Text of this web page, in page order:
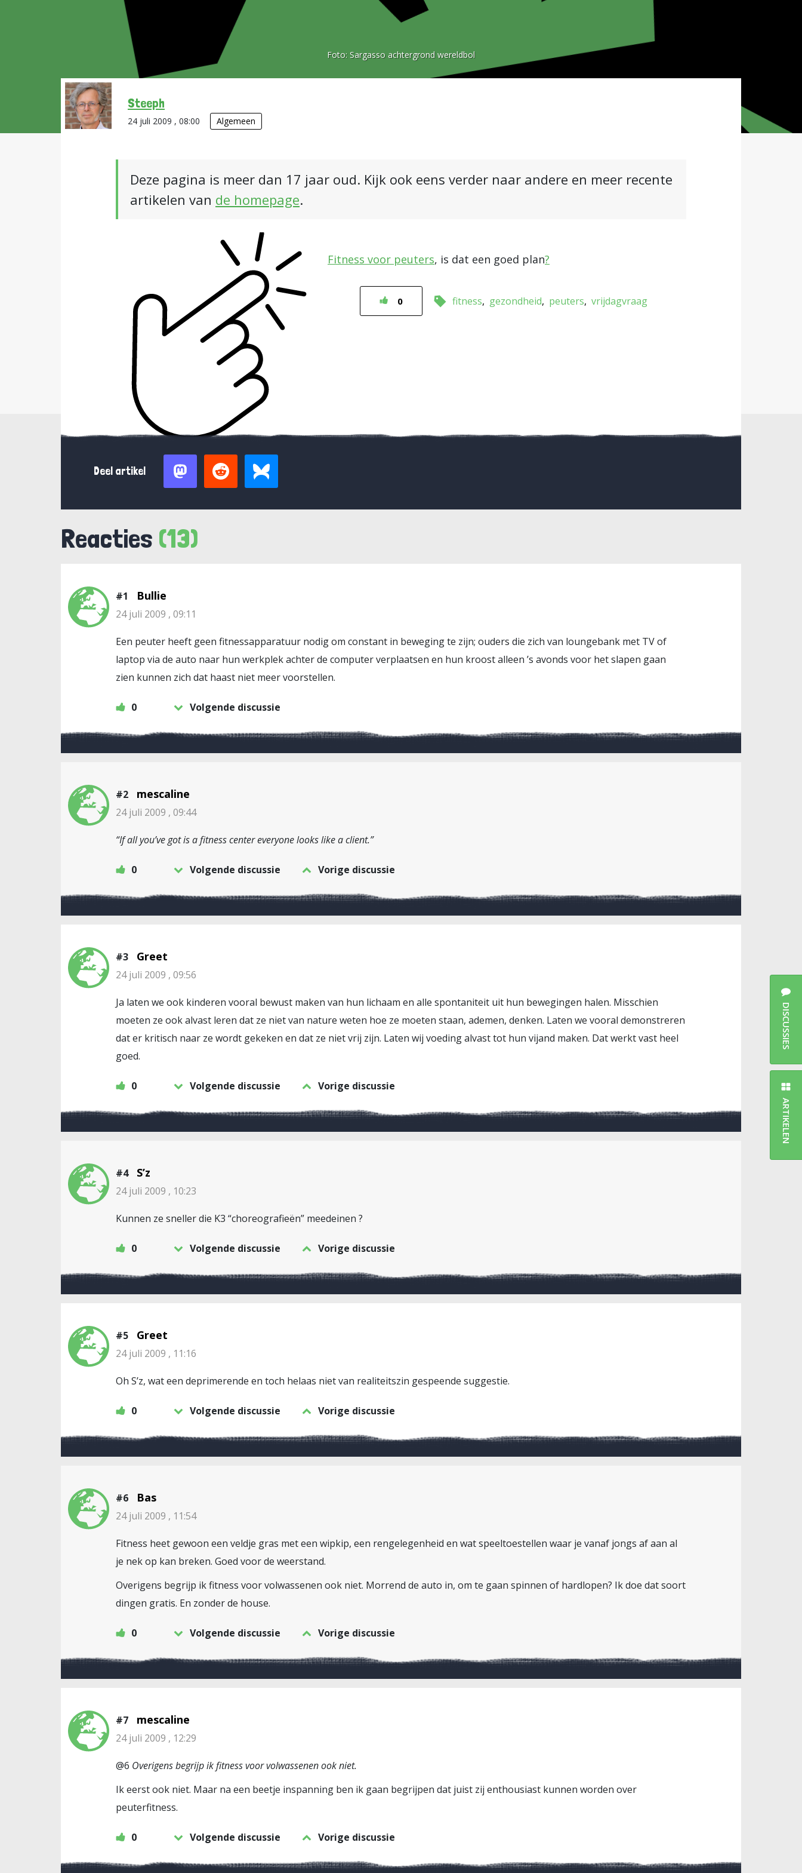
Foto: Sargasso achtergrond wereldbol
Steeph
24 juli 2009 , 08:00 Algemeen
Deze pagina is meer dan 17 jaar oud. Kijk ook eens verder naar andere en meer recente
artikelen van de homepage.
Fitness voor peuters, is dat een goed plan?
0 fitness gezondheid peuters vrijdagvraag
Deel artikel
Reacties (13)
#1 Bullie
24 juli 2009 , 09:11
Een peuter heeft geen fitnessapparatuur nodig om constant in beweging te zijn; ouders die zich van loungebank met TV of
laptop via de auto naar hun werkplek achter de computer verplaatsen en hun kroost alleen ’s avonds voor het slapen gaan
zien kunnen zich dat haast niet meer voorstellen.
0 Volgende discussie
#2 mescaline
24 juli 2009 , 09:44
“If all you’ve got is a fitness center everyone looks like a client.”
0 Volgende discussie Vorige discussie
#3 Greet
24 juli 2009 , 09:56
Ja laten we ook kinderen vooral bewust maken van hun lichaam en alle spontaniteit uit hun bewegingen halen. Misschien
moeten ze ook alvast leren dat ze niet van nature weten hoe ze moeten staan, ademen, denken. Laten we vooral demonstreren
dat er kritisch naar ze wordt gekeken en dat ze niet vrij zijn. Laten wij voeding alvast tot hun vijand maken. Dat werkt vast heel
goed.
0 Volgende discussie Vorige discussie
#4 S’z
24 juli 2009 , 10:23
Kunnen ze sneller die K3 “choreografieën” meedeinen ?
0 Volgende discussie Vorige discussie
#5 Greet
24 juli 2009 , 11:16
Oh S’z, wat een deprimerende en toch helaas niet van realiteitszin gespeende suggestie.
0 Volgende discussie Vorige discussie
#6 Bas
24 juli 2009 , 11:54
Fitness heet gewoon een veldje gras met een wipkip, een rengelegenheid en wat speeltoestellen waar je vanaf jongs af aan al
je nek op kan breken. Goed voor de weerstand.
Overigens begrijp ik fitness voor volwassenen ook niet. Morrend de auto in, om te gaan spinnen of hardlopen? Ik doe dat soort
dingen gratis. En zonder de house.
0 Volgende discussie Vorige discussie
#7 mescaline
24 juli 2009 , 12:29
@6 Overigens begrijp ik fitness voor volwassenen ook niet.
Ik eerst ook niet. Maar na een beetje inspanning ben ik gaan begrijpen dat juist zij enthousiast kunnen worden over
peuterfitness.
0 Volgende discussie Vorige discussie
DISCUSSIES
ARTIKELEN